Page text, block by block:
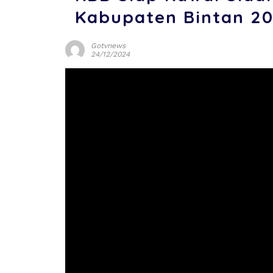
Kabupaten Bintan
Gotvnews
24/12/2024